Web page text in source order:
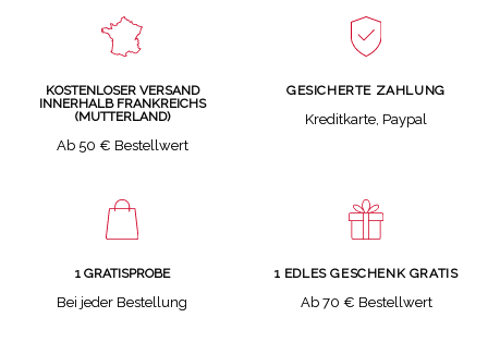
KOSTENLOSER VERSAND
INNERHALB FRANKREICHS
(MUTTERLAND)
Ab 50 € Bestellwert
GESICHERTE ZAHLUNG
Kreditkarte, Paypal
1 GRATISPROBE
Bei jeder Bestellung
1 EDLES GESCHENK GRATIS
Ab 70 € Bestellwert